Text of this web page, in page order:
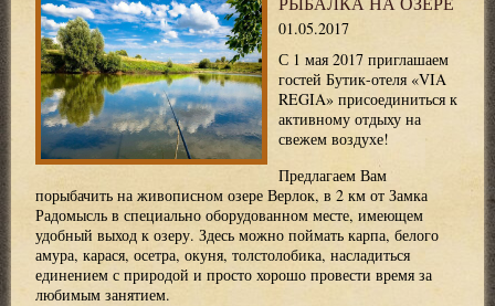
01.05.2017
С 1 мая 2017 приглашаем
гостей Бутик-отеля «VIA
REGIA» присоединиться к
активному отдыху на
свежем воздухе!
Предлагаем Вам
порыбачить на живописном озере Верлок, в 2 км от Замка
Радомысль в специально оборудованном месте, имеющем
удобный выход к озеру. Здесь можно поймать карпа, белого
амура, карася, осетра, окуня, толстолобика, насладиться
единением с природой и просто хорошо провести время за
любимым занятием.